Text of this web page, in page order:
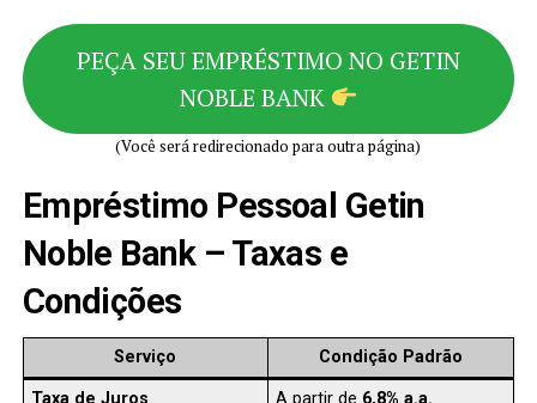
PEÇA SEU EMPRÉSTIMO NO GETIN
NOBLE BANK
(Você será redirecionado para outra página)
Empréstimo Pessoal Getin
Noble Bank – Taxas e
Condições
Serviço Condição Padrão